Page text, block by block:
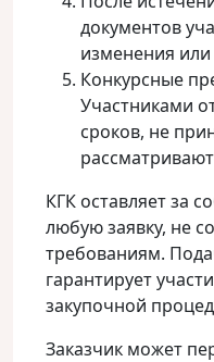
документов
изменения
Конкурсные
Участниками
сроков, не
КГК оставляет за
любую заявку, не
требованиям.
гарантирует
закупочной
Заказчик может